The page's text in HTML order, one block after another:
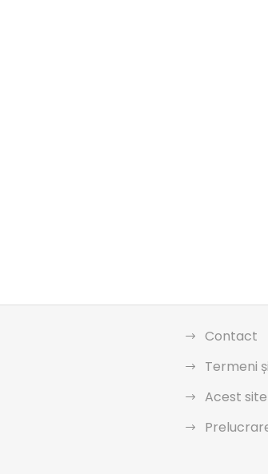
Contact
Termeni
Acest